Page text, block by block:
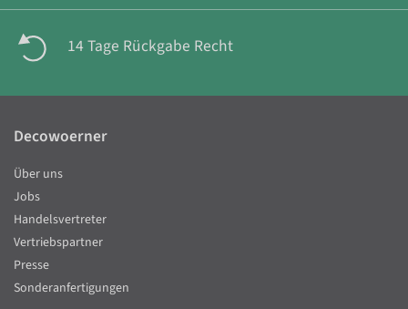
14 Tage Rückgabe Recht
Decowoerner
Über uns
Jobs
Handelsvertreter
Vertriebspartner
Presse
Sonderanfertigungen